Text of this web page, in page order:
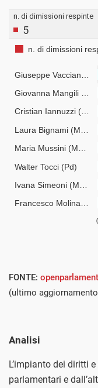
FONTE:
(ultimo
Analisi
L’impianto dei diritti
parlamentari e